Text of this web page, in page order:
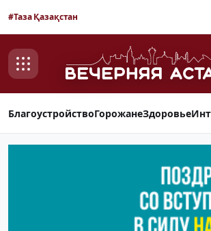
#Таза Қазақстан
БлагоустройствоГорожанеЗдоровье